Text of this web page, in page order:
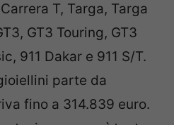
T, Targa, Targa
GT3 Touring, GT3
911 Dakar e 911 S/T.
parte da
fino a 314.839 euro.